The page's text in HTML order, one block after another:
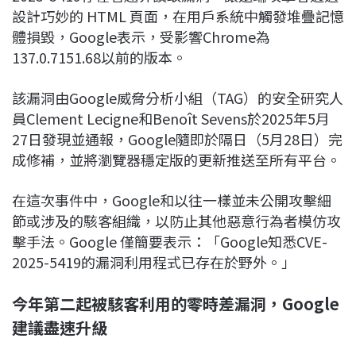
設計巧妙的 HTML 頁面，在用戶系統中觸發堆疊記憶
體損毀，Google表示，受影響Chrome為
137.0.7151.68以前的版本。
該漏洞由Google威脅分析小組（TAG）的安全研究人
員Clement Lecigne和Benoît Sevens於2025年5月
27日發現並通報，Google隨即於隔日（5月28日）完
成修補，並將瀏覽器穩定版的更新推送至所有平台。
在這次事件中，Google和以往一樣並未公開攻擊細
節或涉及的駭客組織，以防止其他惡意行為者模仿攻
擊手法。Google 僅簡要表示：「Google知悉CVE-
2025-5419的漏洞利用程式已存在於野外。」
今年第二起被駭客利用的零時差漏洞，Google
建議盡速升級